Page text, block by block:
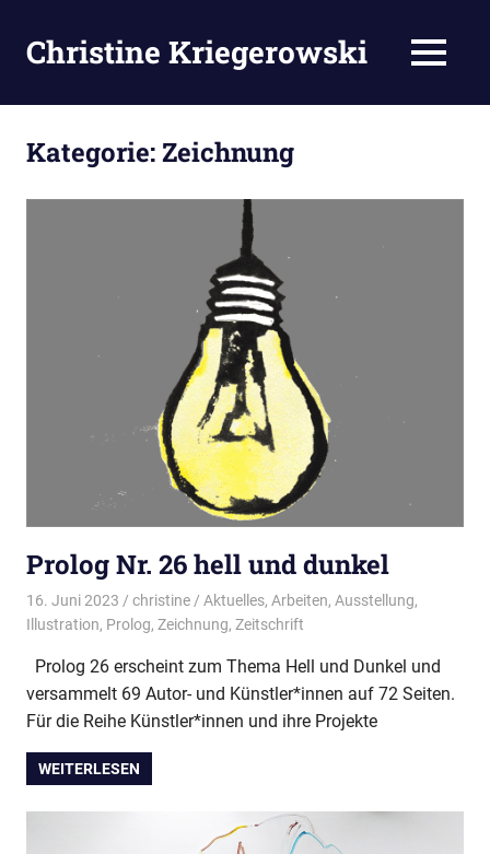
Inhalt
springen
Christine Kriegerowski MENÜ
Kategorie:Zeichnung
Prolog Nr. 26 hell und dunkel
16. Juni 2023 christine Aktuelles, Arbeiten, Ausstellung,
Illustration, Prolog, Zeichnung, Zeitschrift
Prolog 26 erscheint zum Thema Hell und Dunkel und
versammelt 69 Autor- und Künstler*innen auf 72 Seiten.
Für die Reihe Künstler*innen und ihre Projekte
WEITERLESEN